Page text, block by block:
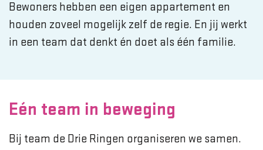
Bewoners hebben een eigen appartement en
houden zoveel mogelijk zelf de regie. En jij werkt
in een team dat denkt én doet als één familie.
Eén team in beweging
Bij team de Drie Ringen organiseren we samen.